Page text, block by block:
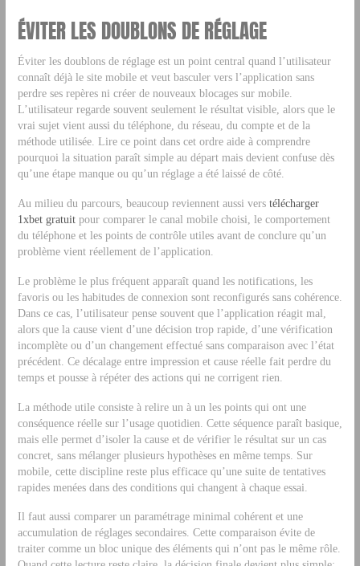
ÉVITER LES DOUBLONS DE RÉGLAGE
Éviter les doublons de réglage est un point central quand l’utilisateur
connaît déjà le site mobile et veut basculer vers l’application sans
perdre ses repères ni créer de nouveaux blocages sur mobile.
L’utilisateur regarde souvent seulement le résultat visible, alors que le
vrai sujet vient aussi du téléphone, du réseau, du compte et de la
méthode utilisée. Lire ce point dans cet ordre aide à comprendre
pourquoi la situation paraît simple au départ mais devient confuse dès
qu’une étape manque ou qu’un réglage a été laissé de côté.
Au milieu du parcours, beaucoup reviennent aussi vers télécharger
1xbet gratuitpour comparer le canal mobile choisi, le comportement
du téléphone et les points de contrôle utiles avant de conclure qu’un
problème vient réellement de l’application.
Le problème le plus fréquent apparaît quand les notifications, les
favoris ou les habitudes de connexion sont reconfigurés sans cohérence.
Dans ce cas, l’utilisateur pense souvent que l’application réagit mal,
alors que la cause vient d’une décision trop rapide, d’une vérification
incomplète ou d’un changement effectué sans comparaison avec l’état
précédent. Ce décalage entre impression et cause réelle fait perdre du
temps et pousse à répéter des actions qui ne corrigent rien.
La méthode utile consiste à relire un à un les points qui ont une
conséquence réelle sur l’usage quotidien. Cette séquence paraît basique,
mais elle permet d’isoler la cause et de vérifier le résultat sur un cas
concret, sans mélanger plusieurs hypothèses en même temps. Sur
mobile, cette discipline reste plus efficace qu’une suite de tentatives
rapides menées dans des conditions qui changent à chaque essai.
Il faut aussi comparer un paramétrage minimal cohérent et une
accumulation de réglages secondaires. Cette comparaison évite de
traiter comme un bloc unique des éléments qui n’ont pas le même rôle.